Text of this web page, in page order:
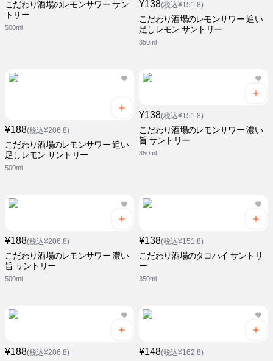
こだわり酒場のレモンサワー サン
トリー
500ml
¥138(税込¥151.8)
こだわり酒場のレモンサワー 追い
足しレモン サントリー
350ml
¥188(税込¥206.8)
こだわり酒場のレモンサワー 追い
足しレモン サントリー
500ml
¥138(税込¥151.8)
こだわり酒場のレモンサワー 濃い
旨 サントリー
350ml
¥188(税込¥206.8)
こだわり酒場のレモンサワー 濃い
旨 サントリー
500ml
¥138(税込¥151.8)
こだわり酒場のタコハイ サントリ
ー
350ml
¥188(税込¥206.8) ¥148(税込¥162.8)